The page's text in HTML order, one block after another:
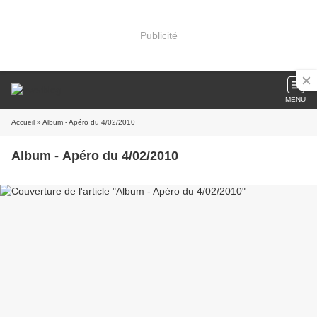
Publicité
MENU
Accueil » Album - Apéro du 4/02/2010
Album - Apéro du 4/02/2010